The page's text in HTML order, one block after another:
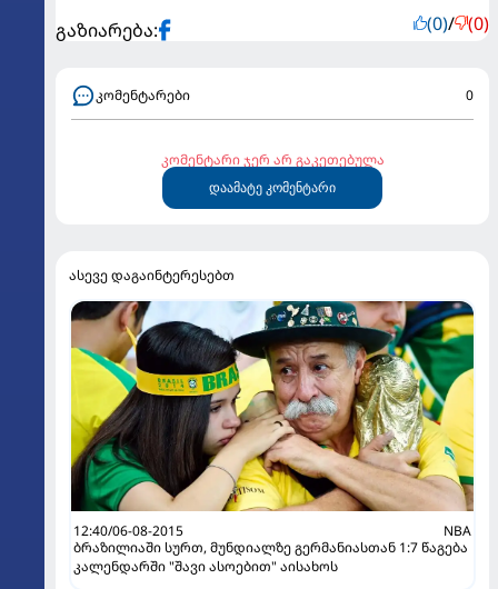
გაზიარება: (0)/ (0)
კომენტარები 0
კომენტარი ჯერ არ გაკეთებულა
დაამატე კომენტარი
ასევე დაგაინტერესებთ
12:40/06-08-2015
NBA
ბრაზილიაში სურთ, მუნდიალზე გერმანიასთან 1:7 წაგება
კალენდარში "შავი ასოებით" აისახოს